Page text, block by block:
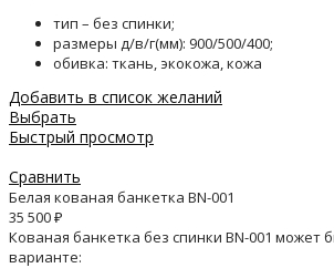
тип – без спинки;
размеры д/в/г(мм): 900/500/400;
обивка: ткань, экокожа, кожа
Добавить в список желаний
Выбрать
Быстрый просмотр
Сравнить
Белая кованая банкетка BN-001
35 500₽
Кованая банкетка без спинки BN-001 может
варианте: